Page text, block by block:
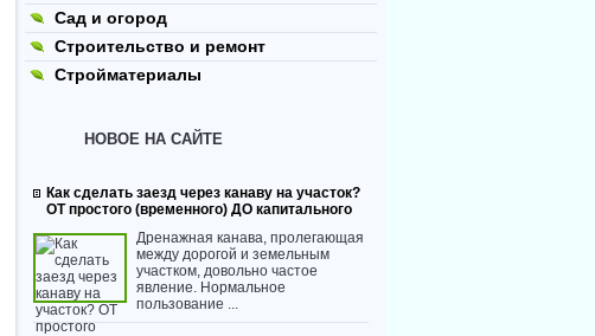
Сад и огород
Строительство и ремонт
Стройматериалы
НОВОЕ НА САЙТЕ
Как сделать заезд через канаву на участок?
ОТ простого (временного) ДО капитального
Дренажная канава, пролегающая
между дорогой и земельным
участком, довольно частое
явление. Нормальное
пользование ...